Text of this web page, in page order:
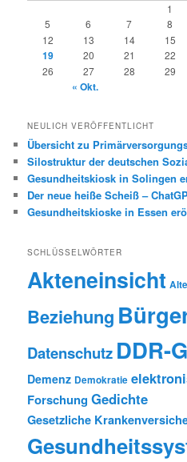
1
5
6 7 8
12
13 14 15
19 20 21 22
26
27 28 29
« Okt.
NEULICH VERÖFFENTLICHT
Übersicht zu
Silostruktur der deutschen
Gesundheitskiosk in Solingen
Der neue heiße Scheiß –
Gesundheitskioske in Essen
SCHLÜSSELWÖRTER
Akteneinsicht
Beziehung
Datenschutz DDR-
Demenz Demokratie
Forschung Gedichte
Gesetzliche